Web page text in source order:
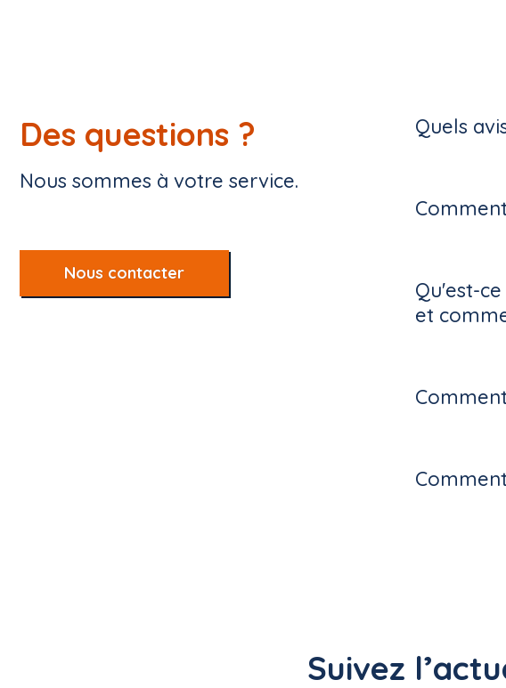
Des questions ?
Nous sommes à votre service.
Nous contacter
Quels
Qu'est-
et
Suivez